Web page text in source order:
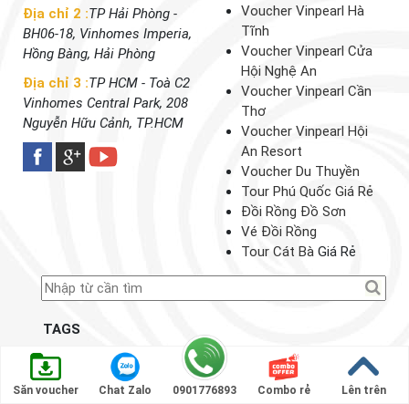
Địa chỉ 2 :TP Hải Phòng -
BH06-18, Vinhomes Imperia,
Hồng Bàng, Hải Phòng
Địa chỉ 3 :TP HCM - Toà C2
Vinhomes Central Park, 208
Nguyễn Hữu Cảnh, TP.HCM
Voucher Vinpearl Hà
Tĩnh
Voucher Vinpearl Cửa
Hội Nghệ An
Voucher Vinpearl Cần
Thơ
Voucher Vinpearl Hội
An Resort
Voucher Du Thuyền
Tour Phú Quốc Giá Rẻ
Đồi Rồng Đồ Sơn
Vé Đồi Rồng
Tour Cát Bà Giá Rẻ
TAGS
Combo Vinpearl Đặt Phòng Vinpearl Tin Nổi Bật
Săn voucher Chat Zalo 0901776893 Combo rẻ Lên trên